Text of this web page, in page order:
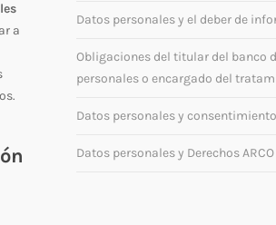
a
Datos personales y el deber de
Obligaciones del titular del banco
personales o encargado del
Datos personales y consentimiento
Datos personales y Derechos ARCO